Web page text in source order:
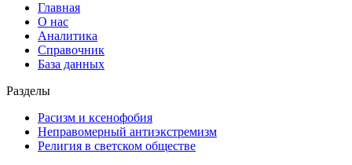
Главная
О нас
Аналитика
Справочник
База данных
Разделы
Расизм и ксенофобия
Неправомерный антиэкстремизм
Религия в светском обществе